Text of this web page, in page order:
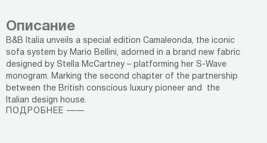
Описание
B&B Italia unveils a special edition Camaleonda, the iconic
sofa system by Mario Bellini, adorned in a brand new fabric
designed by Stella McCartney – platforming her S-Wave
monogram. Marking the second chapter of the partnership
between the British conscious luxury pioneer and the
Italian design house.
ПОДРОБНЕЕ ——